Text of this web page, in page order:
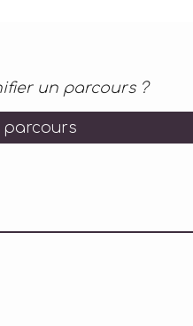
un parcours ?
parcours